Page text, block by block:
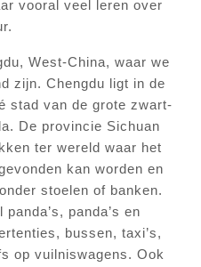
vooral veel leren over
West-China, waar we
zijn. Chengdu ligt in de
stad van de grote zwart-
De provincie Sichuan
ter wereld waar het
kan worden en
stoelen of banken.
panda’s en
bussen, taxi’s,
op vuilniswagens. Ook